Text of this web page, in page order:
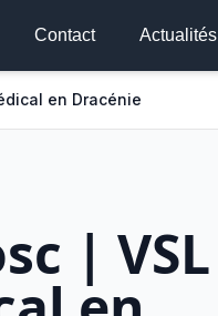
Contact Actualités
en Dracénie
| VSL